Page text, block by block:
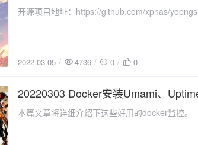
开源项目地址：https://github.com/xpnas/yopngs
2022-03-05 4736 0 0
2022-03-03
20220303 Docker安装Umami、
本篇文章将详细介绍下这些好用的docker监控。